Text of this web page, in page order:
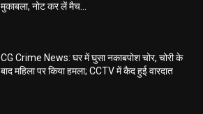
मुकाबला, नोट कर लें मैच...
CG Crime News: घर में घुसा नकाबपोश चोर, चोरी के
बाद महिला पर किया हमला; CCTV में कैद हुई वारदात